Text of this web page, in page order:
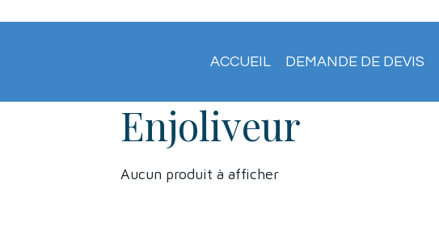
ACCUEIL DEMANDE DE DEVIS
Enjoliveur
Aucun produit à afficher